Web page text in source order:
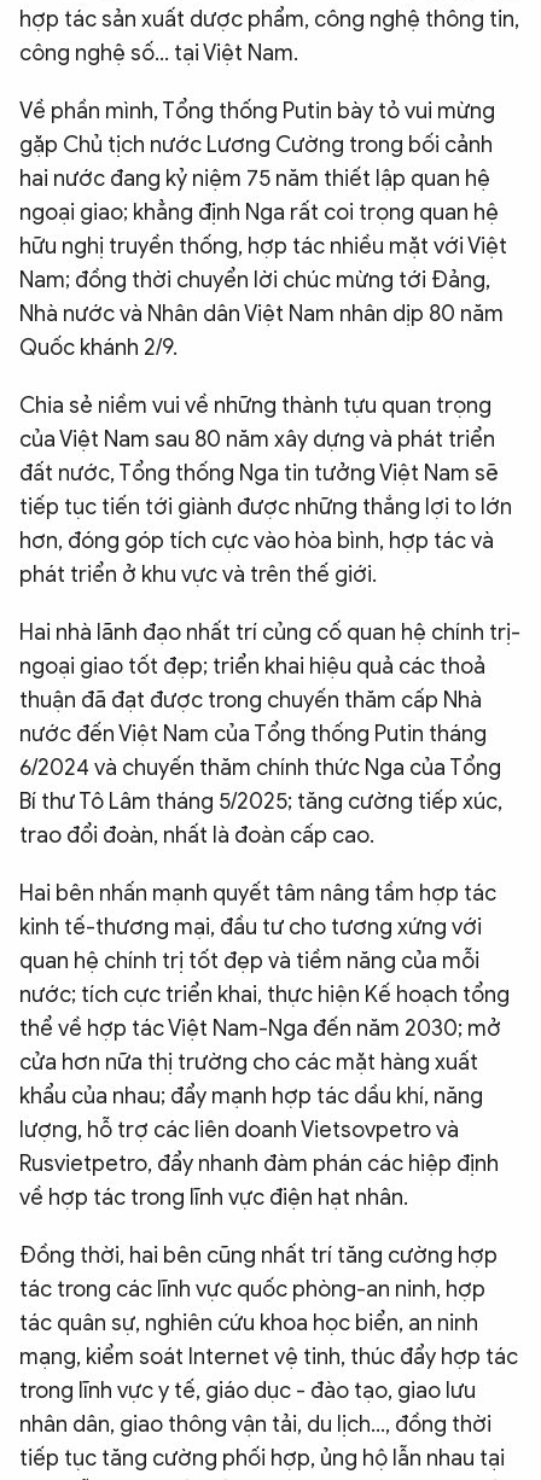
hợp tác sản xuất dược phẩm, công nghệ thông tin,
công nghệ số… tại Việt Nam.
Về phần mình, Tổng thống Putin bày tỏ vui mừng
gặp Chủ tịch nước Lương Cường trong bối cảnh
hai nước đang kỷ niệm 75 năm thiết lập quan hệ
ngoại giao; khẳng định Nga rất coi trọng quan hệ
hữu nghị truyền thống, hợp tác nhiều mặt với Việt
Nam; đồng thời chuyển lời chúc mừng tới Đảng,
Nhà nước và Nhân dân Việt Nam nhân dịp 80 năm
Quốc khánh 2/9.
Chia sẻ niềm vui về những thành tựu quan trọng
của Việt Nam sau 80 năm xây dựng và phát triển
đất nước, Tổng thống Nga tin tưởng Việt Nam sẽ
tiếp tục tiến tới giành được những thắng lợi to lớn
hơn, đóng góp tích cực vào hòa bình, hợp tác và
phát triển ở khu vực và trên thế giới.
Hai nhà lãnh đạo nhất trí củng cố quan hệ chính trị-
ngoại giao tốt đẹp; triển khai hiệu quả các thoả
thuận đã đạt được trong chuyến thăm cấp Nhà
nước đến Việt Nam của Tổng thống Putin tháng
6/2024 và chuyến thăm chính thức Nga của Tổng
Bí thư Tô Lâm tháng 5/2025; tăng cường tiếp xúc,
trao đổi đoàn, nhất là đoàn cấp cao.
Hai bên nhấn mạnh quyết tâm nâng tầm hợp tác
kinh tế-thương mại, đầu tư cho tương xứng với
quan hệ chính trị tốt đẹp và tiềm năng của mỗi
nước; tích cực triển khai, thực hiện Kế hoạch tổng
thể về hợp tác Việt Nam-Nga đến năm 2030; mở
cửa hơn nữa thị trường cho các mặt hàng xuất
khẩu của nhau; đẩy mạnh hợp tác dầu khí, năng
lượng, hỗ trợ các liên doanh Vietsovpetro và
Rusvietpetro, đẩy nhanh đàm phán các hiệp định
về hợp tác trong lĩnh vực điện hạt nhân.
Đồng thời, hai bên cũng nhất trí tăng cường hợp
tác trong các lĩnh vực quốc phòng-an ninh, hợp
tác quân sự, nghiên cứu khoa học biển, an ninh
mạng, kiểm soát Internet vệ tinh, thúc đẩy hợp tác
trong lĩnh vực y tế, giáo dục - đào tạo, giao lưu
nhân dân, giao thông vận tải, du lịch..., đồng thời
tiếp tục tăng cường phối hợp, ủng hộ lẫn nhau tại